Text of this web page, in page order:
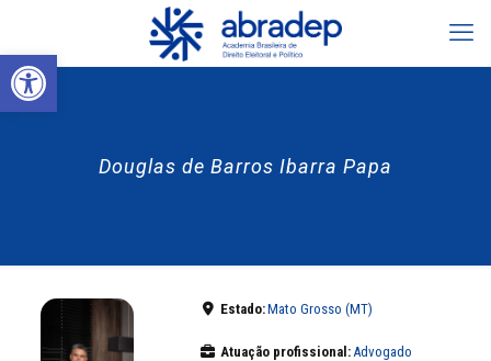
Abrir a barra de ferramentas
Douglas de Barros Ibarra Papa
Estado:Mato Grosso (MT)
Atuação profissional:Advogado